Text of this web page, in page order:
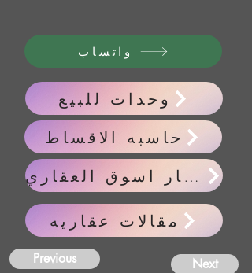
واتساب
وحدات للبيع
حاسبه الاقساط
اخبار اسوق العقاري
مقالات عقاريه
Previous Next